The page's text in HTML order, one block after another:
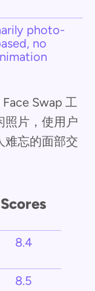
photo-
no
Swap 工
照片，使用户
难忘的面部交
Scores
8.4
8.5